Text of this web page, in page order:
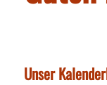
Unser